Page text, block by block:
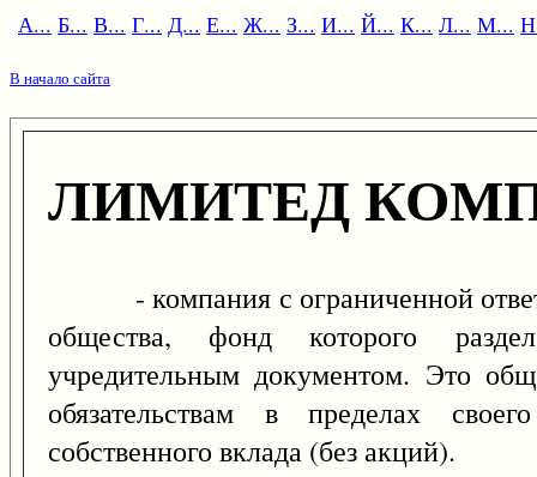
А... Б... В... Г... Д... Е... Ж... З... И... Й... К... Л... М...
В начало сайта
ЛИМИТЕД
- компания с ограниченной
общества, фонд которого
учредительным документом. Это
обязательствам в пределах
собственного вклада (без акций).